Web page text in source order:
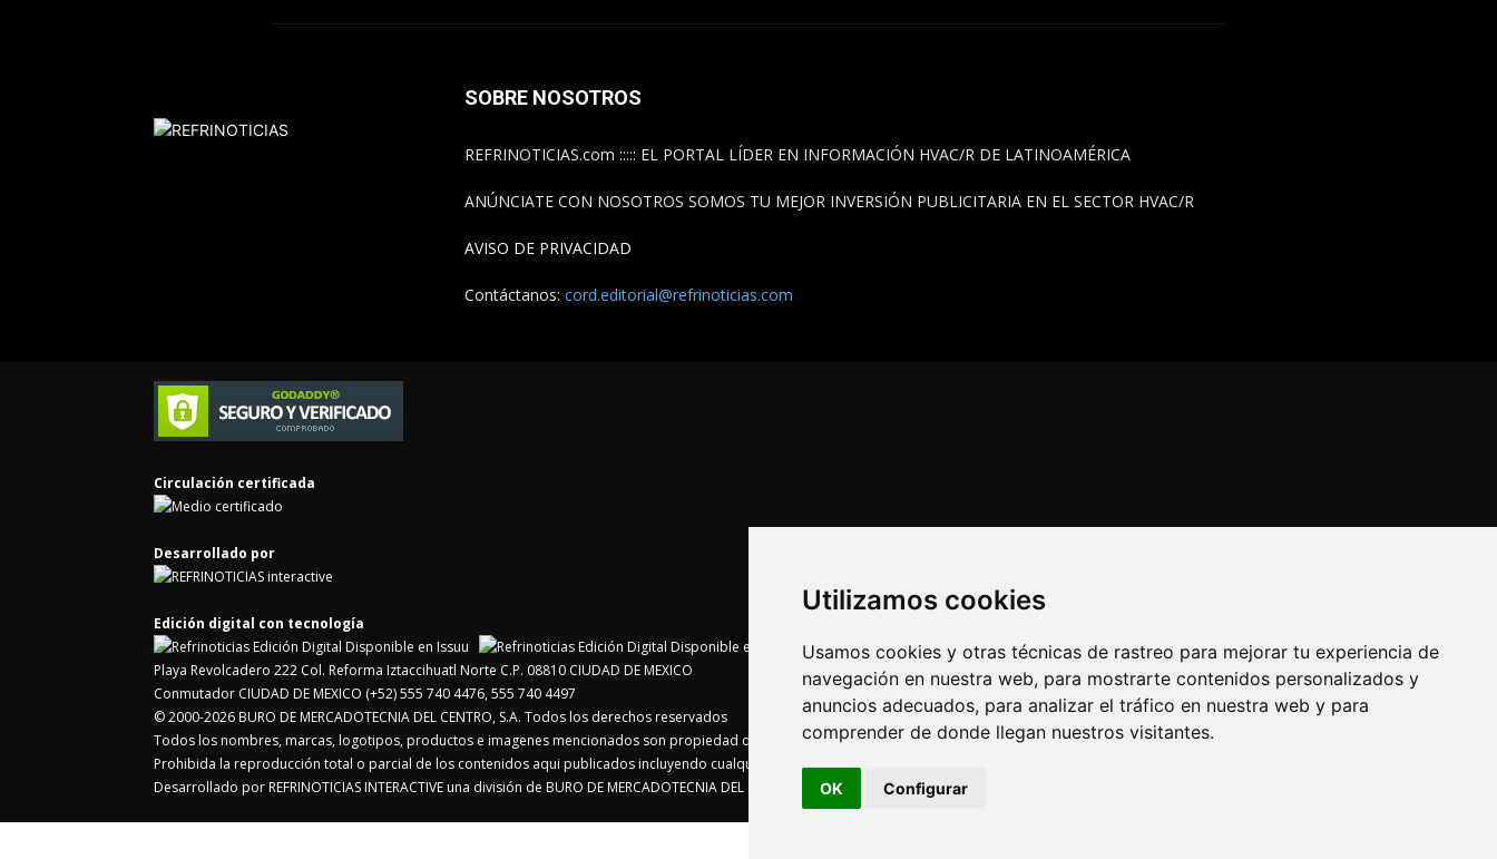
Utilizamos cookies
Usamos cookies y otras técnicas de rastreo para mejorar tu experiencia de
navegación en nuestra web, para mostrarte contenidos personalizados y
anuncios adecuados, para analizar el tráfico en nuestra web y para
comprender de donde llegan nuestros visitantes.
OK Configurar
SOBRE NOSOTROS
REFRINOTICIAS.com ::::: EL PORTAL LÍDER EN INFORMACIÓN HVAC/R DE LATINOAMÉRICA
ANÚNCIATE CON NOSOTROS SOMOS TU MEJOR INVERSIÓN PUBLICITARIA EN EL SECTOR HVAC/R
AVISO DE PRIVACIDAD
Contáctanos: cord.editorial@refrinoticias.com
Circulación certificada
Desarrollado por
Edición digital con tecnología
Playa Revolcadero 222 Col. Reforma Iztaccihuatl Norte C.P. 08810 CIUDAD DE MEXICO
Conmutador CIUDAD DE MEXICO (+52) 555 740 4476, 555 740 4497
© 2000-2026 BURO DE MERCADOTECNIA DEL CENTRO, S.A. Todos los derechos reservados
Todos los nombres, marcas, logotipos, productos e imagenes mencionados son propiedad de sus respectivos dueños
Prohibida la reproducción total o parcial de los contenidos aqui publicados incluyendo cualquier medio electrónico o magnético
Desarrollado por REFRINOTICIAS INTERACTIVE una división de BURO DE MERCADOTECNIA DEL CENTRO, S.A.